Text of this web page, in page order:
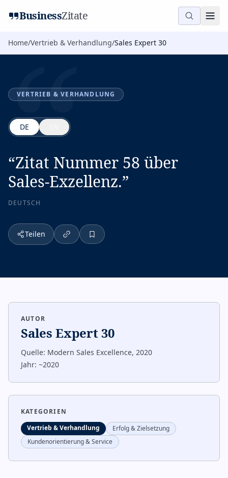
BusinessZitate
Home/Vertrieb & Verhandlung/Sales Expert 30
“
VERTRIEB & VERHANDLUNG
DE
“Zitat Nummer 58 über
Sales-Exzellenz.”
DEUTSCH
Teilen
AUTOR
Sales Expert 30
Quelle: Modern Sales Excellence, 2020
Jahr: ~2020
KATEGORIEN
Vertrieb & Verhandlung
Erfolg & Zielsetzung
Kundenorientierung & Service